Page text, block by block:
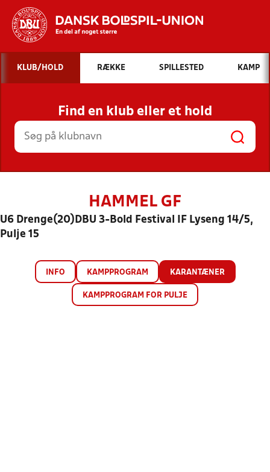
Hvad vil du søge efter?
INDHOLD OG NYHEDER
STILLINGER, RESULTATER, KLUBBER OG
HOLD
KLUB/HOLD RÆKKE SPILLESTED KAMP
Find en klub eller et hold
HAMMEL GF
U6 Drenge(20)DBU 3-Bold Festival IF Lyseng 14/5,
Pulje 15
INFO KAMPPROGRAM KARANTÆNER
KAMPPROGRAM FOR PULJE